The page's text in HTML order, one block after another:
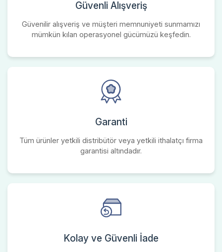
Güvenli Alışveriş
Güvenilir alışveriş ve müşteri memnuniyeti sunmamızı
mümkün kılan operasyonel gücümüzü keşfedin.
Garanti
Tüm ürünler yetkili distribütör veya yetkili ithalatçı firma
garantisi altındadır.
Kolay ve Güvenli İade